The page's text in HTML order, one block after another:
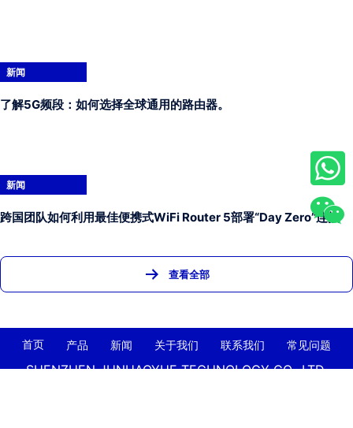
新闻
了解5G频段：如何选择全球通用的路由器。
新闻
跨国团队如何利用最佳便携式WiFi Router 5部署“Day Zero”连接
查看全部
首页 产品 新闻 关于我们 联系我们 常见问题
SHENZHEN JUNHAOYUE TECHNOLOGY CO., LTD.